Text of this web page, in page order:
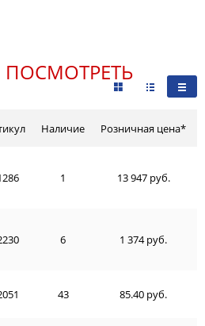
Наличие Розничная цена*
1 13 947 руб.
6 1 374 руб.
43 85.40 руб.